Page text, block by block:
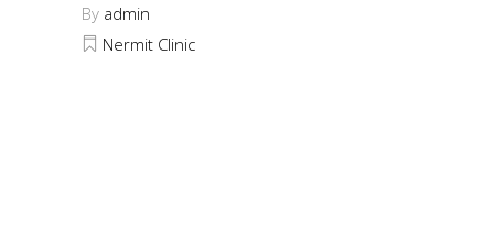
By admin
Nermit Clinic